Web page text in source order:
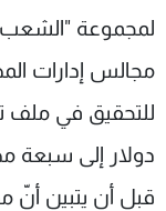
لمجموعة "الشعب
مجالس إدارات
للتحقيق في ملف
دولار إلى سبعة
قبل أن يتبين أنّ